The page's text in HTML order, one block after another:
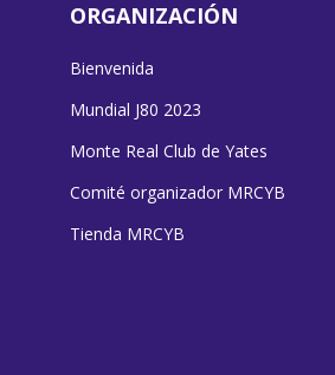
ORGANIZACIÓN
Bienvenida
Mundial J80 2023
Monte Real Club de Yates
Comité organizador MRCYB
Tienda MRCYB